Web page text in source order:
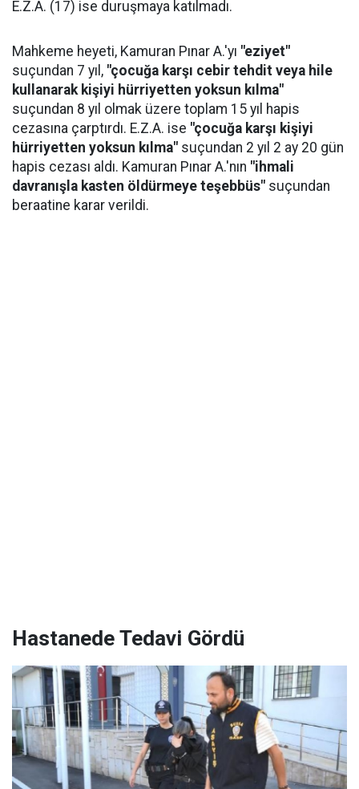
E.Z.A. (17) ise duruşmaya katılmadı.
Mahkeme heyeti, Kamuran Pınar A.'yı "eziyet"
suçundan 7 yıl, "çocuğa karşı cebir tehdit veya hile
kullanarak kişiyi hürriyetten yoksun kılma"
suçundan 8 yıl olmak üzere toplam 15 yıl hapis
cezasına çarptırdı. E.Z.A. ise "çocuğa karşı kişiyi
hürriyetten yoksun kılma" suçundan 2 yıl 2 ay 20 gün
hapis cezası aldı. Kamuran Pınar A.'nın "ihmali
davranışla kasten öldürmeye teşebbüs" suçundan
beraatine karar verildi.
Hastanede Tedavi Gördü